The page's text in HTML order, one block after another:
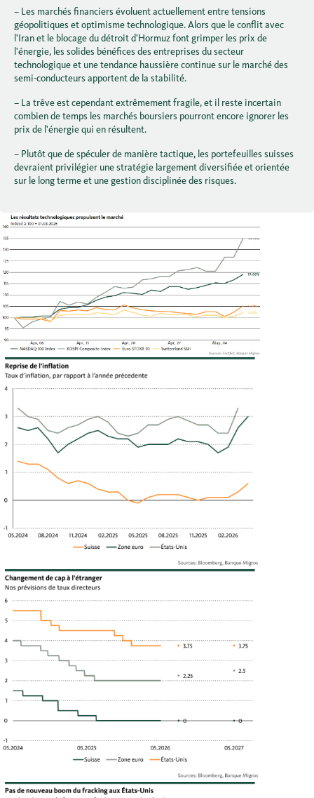
– Les marchés financiers évoluent actuellement entre tensions
géopolitiques et optimisme technologique. Alors que le conflit avec
l'Iran et le blocage du détroit d'Hormuz font grimper les prix de
l'énergie, les solides bénéfices des entreprises du secteur
technologique et une tendance haussière continue sur le marché des
semi-conducteurs apportent de la stabilité.
– La trêve est cependant extrêmement fragile, et il reste incertain
combien de temps les marchés boursiers pourront encore ignorer les
prix de l'énergie qui en résultent.
– Plutôt que de spéculer de manière tactique, les portefeuilles suisses
devraient privilégier une stratégie largement diversifiée et orientée
sur le long terme et une gestion disciplinée des risques.